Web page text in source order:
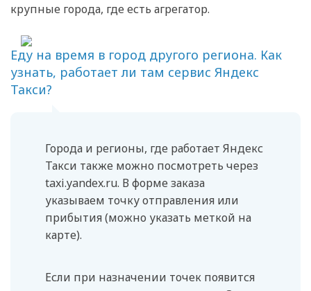
крупные города, где есть агрегатор.
Еду на время в город другого региона. Как
узнать, работает ли там сервис Яндекс
Такси?
Города и регионы, где работает Яндекс
Такси также можно посмотреть через
taxi.yandex.ru. В форме заказа
указываем точку отправления или
прибытия (можно указать меткой на
карте).
Если при назначении точек появится